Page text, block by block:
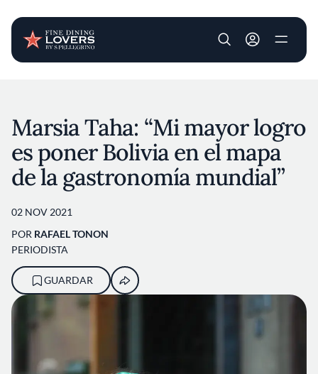
User account
Marsia Taha: “Mi mayor logro
es poner Bolivia en el mapa
de la gastronomía mundial”
02 NOV 2021
POR RAFAEL TONON
PERIODISTA
GUARDAR